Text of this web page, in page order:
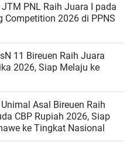
PNL Raih Juara I pada
Competition 2026 di PPNS
11 Bireuen Raih Juara
2026, Siap Melaju ke
Asal Bireuen Raih
CBP Rupiah 2026, Siap
ke Tingkat Nasional